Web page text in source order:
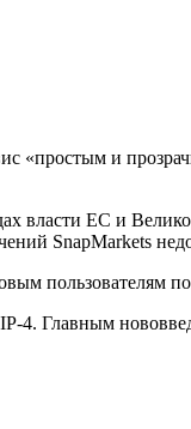
«простым и
власти ЕС и
SnapMarkets
пользователям
4. Главным